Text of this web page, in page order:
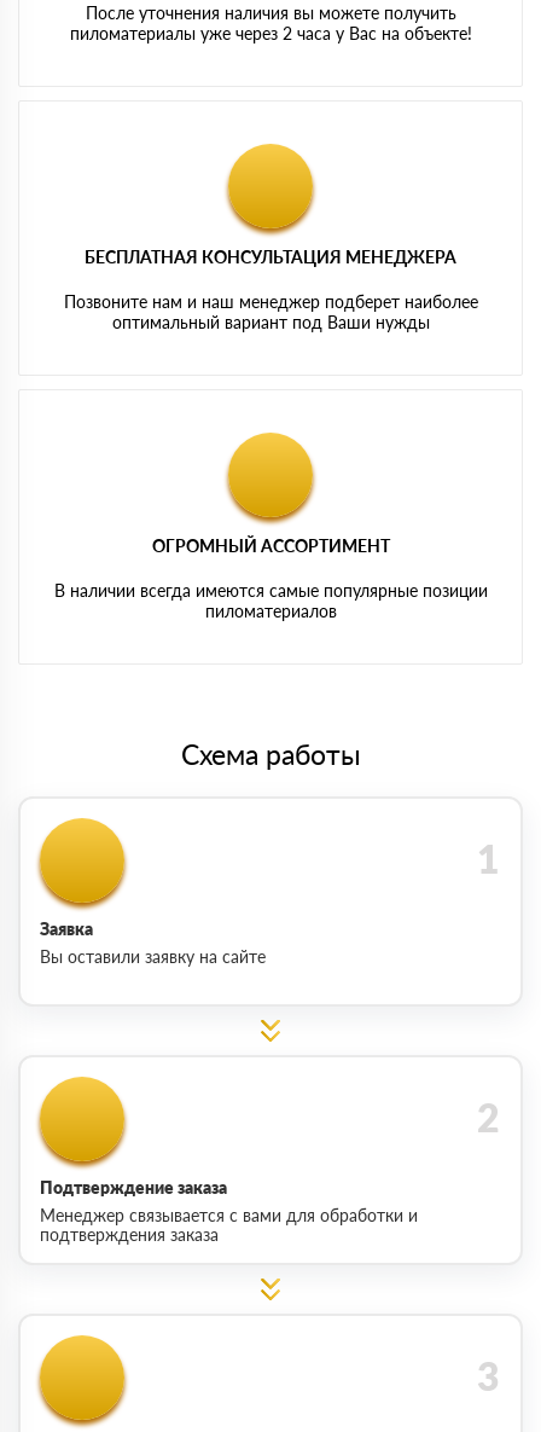
После уточнения наличия вы можете получить
пиломатериалы уже через 2 часа у Вас на объекте!
БЕСПЛАТНАЯ КОНСУЛЬТАЦИЯ МЕНЕДЖЕРА
Позвоните нам и наш менеджер подберет наиболее
оптимальный вариант под Ваши нужды
ОГРОМНЫЙ АССОРТИМЕНТ
В наличии всегда имеются самые популярные позиции
пиломатериалов
Схема работы
Заявка
Вы оставили заявку на сайте
Подтверждение заказа
Менеджер связывается с вами для обработки и
подтверждения заказа